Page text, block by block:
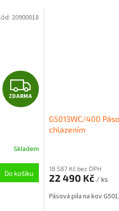
Z
D
R
M
A
ZDARMA
Skladem
Do košíku
20900018
G5013WC/400
chlazením
18 587 Kč bez DPH
22 490 Kč / ks
Pásová pila na kov